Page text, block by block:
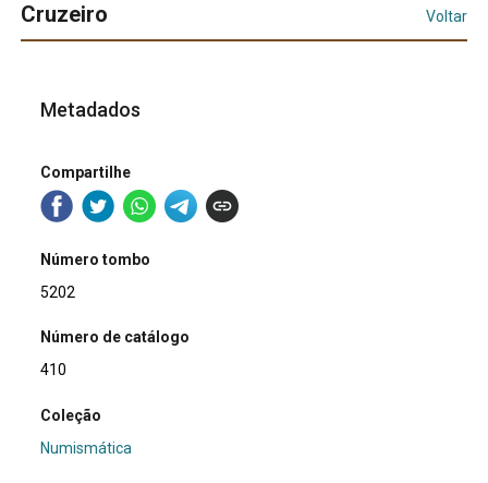
Cruzeiro Voltar
Metadados
Compartilhe
Número tombo
5202
Número de catálogo
410
Coleção
Numismática